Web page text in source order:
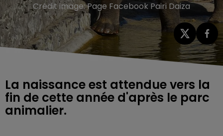
Crédit image:Page Facebook Pairi Daiza
La naissance est attendue vers la
fin de cette année d'après le parc
animalier.